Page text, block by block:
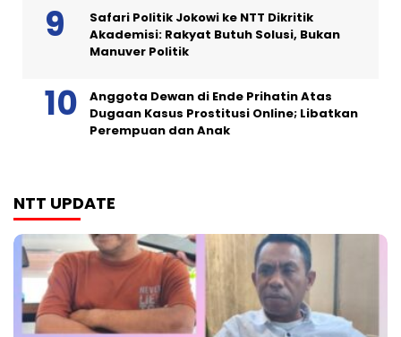
Safari Politik Jokowi ke NTT Dikritik
Akademisi: Rakyat Butuh Solusi, Bukan
Manuver Politik
Anggota Dewan di Ende Prihatin Atas
Dugaan Kasus Prostitusi Online; Libatkan
Perempuan dan Anak
NTT UPDATE